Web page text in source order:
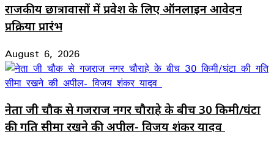
राजकीय छात्रावासों में प्रवेश के लिए ऑनलाइन आवेदन
प्रक्रिया प्रारंभ
August 6, 2026
नेता जी चौक से गजराज नगर चौराहे के बीच 30 किमी/घंटा
की गति सीमा रखने की अपील- विजय शंकर यादव